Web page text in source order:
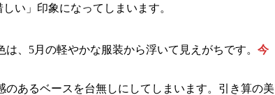
い」印象になってしまいます。
は、5月の軽やかな服装から浮いて見えがちです。今
あるベースを台無しにしてしまいます。引き算の美